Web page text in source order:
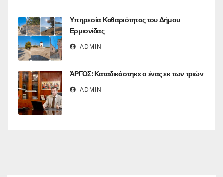
Υπηρεσία Καθαριότητας του Δήμου
Ερμιονίδας
ADMIN
ΆΡΓΟΣ: Καταδικάστηκε ο ένας εκ των τριών
ADMIN